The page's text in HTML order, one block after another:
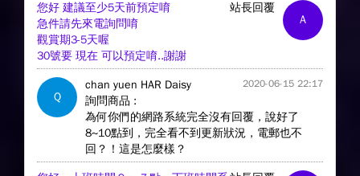
A
站長回覆
您好 建議至少5天前預定唷
急件請先來電詢問唷
觀賞期3-5天喔
30號要 現在 可以預定唷..謝謝
Q
chan yuen HAR Daisy 2020-06-15 22:17
詢問商品 :
為何你們的網路系統完全沒有回覆，說好了
8~10點到，完全看不到更新狀況，電郵也不
回？！這是怎麼樣？